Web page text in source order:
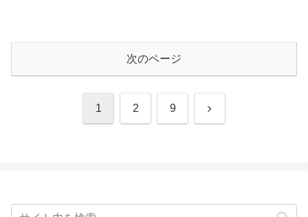
次のページ
1 2 9 次